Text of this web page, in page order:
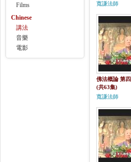
Films
Chinese
講法
音樂
電影
寬謙法師
佛法概論 第
(共63集)
寬謙法師